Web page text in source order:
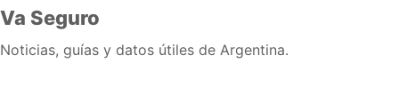
Va Seguro
Noticias, guías y datos útiles de Argentina.